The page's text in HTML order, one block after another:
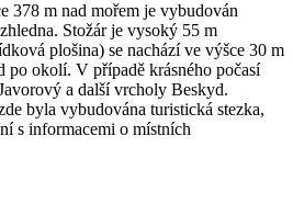
378 m nad mořem je vybudován
Stožár je vysoký 55 m
plošina) se nachází ve výšce 30 m
po okolí. V případě krásného počasí
a další vrcholy Beskyd.
byla vybudována turistická stezka,
s informacemi o místních